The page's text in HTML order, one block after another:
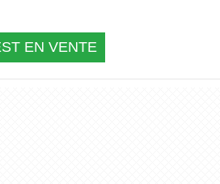
EN VENTE